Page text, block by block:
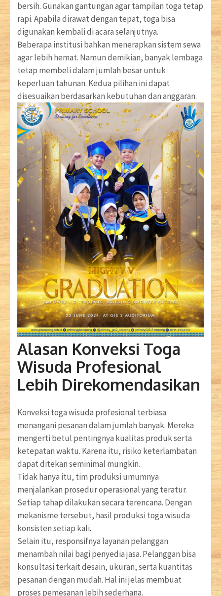
bersih. Gunakan gantungan agar tampilan toga tetap
rapi. Apabila dirawat dengan tepat, toga bisa
digunakan kembali di acara selanjutnya.
Beberapa institusi bahkan menerapkan sistem sewa
agar lebih hemat. Namun demikian, banyak lembaga
tetap membeli dalam jumlah besar untuk
keperluan tahunan. Kedua pilihan ini dapat
disesuaikan berdasarkan kebutuhan dan anggaran.
Alasan Konveksi Toga
Wisuda Profesional
Lebih Direkomendasikan
Konveksi toga wisuda profesional terbiasa
menangani pesanan dalam jumlah banyak. Mereka
mengerti betul pentingnya kualitas produk serta
ketepatan waktu. Karena itu, risiko keterlambatan
dapat ditekan seminimal mungkin.
Tidak hanya itu, tim produksi umumnya
menjalankan prosedur operasional yang teratur.
Setiap tahap dilakukan secara terencana. Dengan
mekanisme tersebut, hasil produksi toga wisuda
konsisten setiap kali.
Selain itu, responsifnya layanan pelanggan
menambah nilai bagi penyedia jasa. Pelanggan bisa
konsultasi terkait desain, ukuran, serta kuantitas
pesanan dengan mudah. Hal ini jelas membuat
proses pemesanan lebih sederhana.